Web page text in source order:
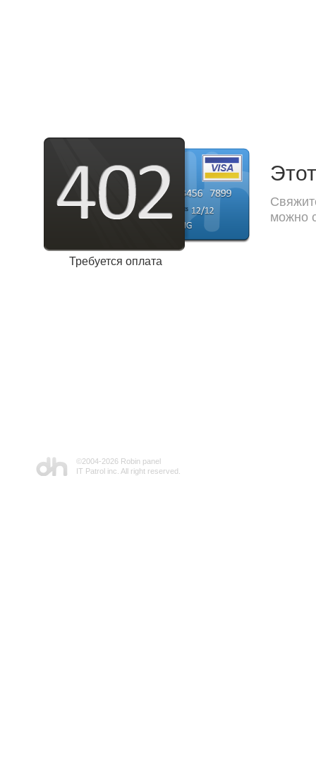
Требуется оплата
можно
©2004-2026 Robin panel
IT Patrol inc. All right reserved.